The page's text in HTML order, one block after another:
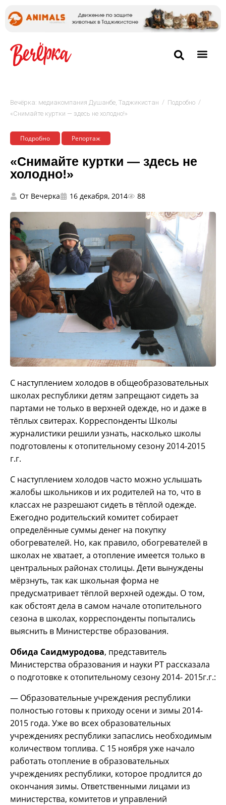
Вечёрка: медиакомпания Душанбе, Таджикистан / Подробно /
«Снимайте куртки — здесь не холодно!»
Подробно Репортаж
«Снимайте куртки — здесь не
холодно!»
От Вечерка 16 декабря, 2014 88
С наступлением холодов в общеобразовательных
школах республики детям запрещают сидеть за
партами не только в верхней одежде, но и даже в
тёплых свитерах. Корреспонденты Школы
журналистики решили узнать, насколько школы
подготовлены к отопительному сезону 2014-2015
г.г.
С наступлением холодов часто можно услышать
жалобы школьников и их родителей на то, что в
классах не разрешают сидеть в тёплой одежде.
Ежегодно родительский комитет собирает
определённые суммы денег на покупку
обогревателей. Но, как правило, обогревателей в
школах не хватает, а отопление имеется только в
центральных районах столицы. Дети вынуждены
мёрзнуть, так как школьная форма не
предусматривает тёплой верхней одежды. О том,
как обстоят дела в самом начале отопительного
сезона в школах, корреспонденты попытались
выяснить в Министерстве образования.
Обида Саидмуродова, представитель
Министерства образования и науки РТ рассказала
о подготовке к отопительному сезону 2014- 2015г.г.:
— Образовательные учреждения республики
полностью готовы к приходу осени и зимы 2014-
2015 года. Уже во всех образовательных
учреждениях республики запаслись необходимым
количеством топлива. С 15 ноября уже начало
работать отопление в образовательных
учреждениях республики, которое продлится до
окончания зимы. Ответственными лицами из
министерства, комитетов и управлений